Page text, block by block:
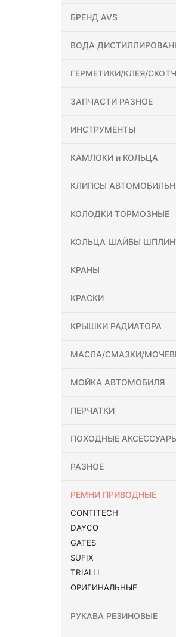
БРЕНД AVS
ВОДА
ГЕРМЕТИКИ/КЛЕЯ/СКОТЧ
ЗАПЧАСТИ РАЗНОЕ
ИНСТРУМЕНТЫ
КАМЛОКИ и КОЛЬЦА
КЛИПСЫ
КОЛОДКИ ТОРМОЗНЫЕ
КОЛЬЦА ШАЙБЫ
КРАНЫ
КРАСКИ
КРЫШКИ РАДИАТОРА
МАСЛА/СМАЗКИ/
МОЙКА АВТОМОБИЛЯ
ПЕРЧАТКИ
ПОХОДНЫЕ
РАЗНОЕ
РЕМНИ ПРИВОДНЫЕ
CONTITECH
DAYCO
GATES
SUFIX
TRIALLI
ОРИГИНАЛЬНЫЕ
РУКАВА РЕЗИНОВЫЕ